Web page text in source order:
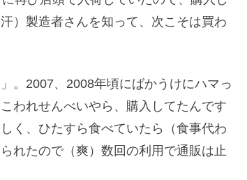
）製造者さんを知って、次こそは買わ
。2007、2008年頃にばかうけにハマっ
われせんべいやら、購入してたんです
く、ひたすら食べていたら（食事代わ
れたので（爽）数回の利用で通販は止